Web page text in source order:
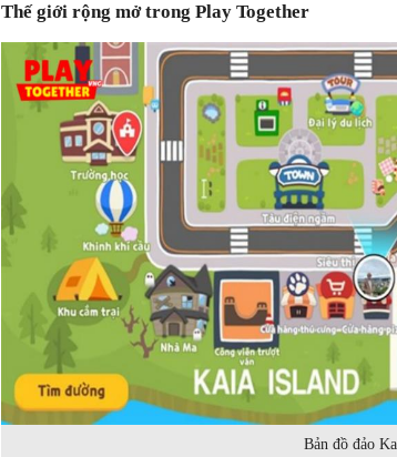
Thế giới rộng mở trong Play Together
Bản đồ đảo